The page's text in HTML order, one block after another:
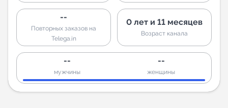
--
Повторных заказов на
Telega.in
0 лет и 11 месяцев
Возраст канала
--
мужчины
--
женщины